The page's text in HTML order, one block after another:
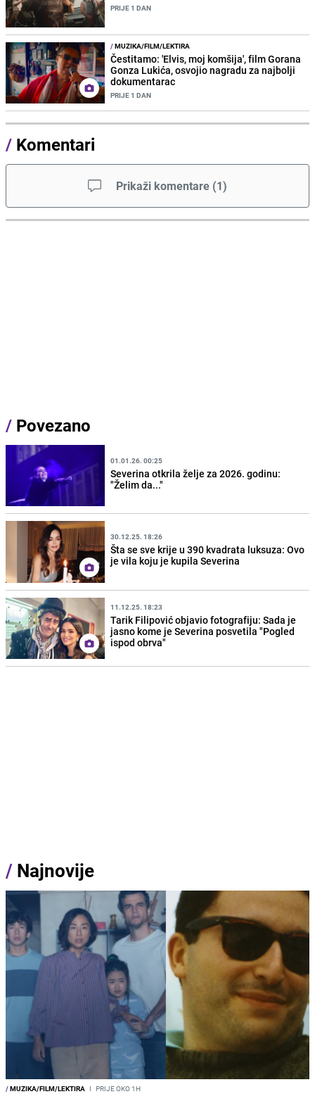
PRIJE 1 DAN
/MUZIKA/FILM/LEKTIRA
Čestitamo: 'Elvis, moj komšija', film Gorana
Gonza Lukića, osvojio nagradu za najbolji
dokumentarac
PRIJE 1 DAN
/ Komentari
Prikaži komentare (1)
/ Povezano
01.01.26. 00:25
Severina otkrila želje za 2026. godinu:
"Želim da..."
30.12.25. 18:26
Šta se sve krije u 390 kvadrata luksuza: Ovo
je vila koju je kupila Severina
11.12.25. 18:23
Tarik Filipović objavio fotografiju: Sada je
jasno kome je Severina posvetila "Pogled
ispod obrva"
/ Najnovije
/MUZIKA/FILM/LEKTIRA I PRIJE OKO 1H